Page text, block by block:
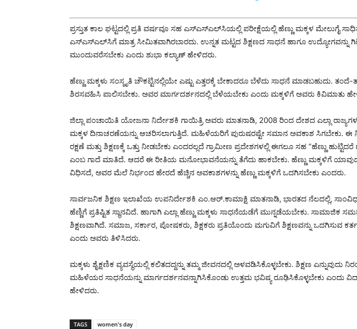
ಪ್ರಸ್ತುತ ಕಾಲ ಘಟ್ಟದಲ್ಲಿ ಪ್ರತಿ ವರ್ಷವೂ ಸಹ ಎಸ್‍ಎಸ್‍ಎಲ್‍ಸಿಯಲ್ಲಿ ಪರೀಕ್ಷೆಯಲ್ಲಿ ಹೆಣ್ಣು ಮಕ್ಕಳ ಮೇಲುಗೈ
ಎಸ್‍ಎಸ್‍ಎಲ್‍ಸಿಗೆ ಮಾತ್ರ ಸೀಮಿತವಾಗಿರಬಾರದು. ಉನ್ನತ ಮಟ್ಟದ ಶಿಕ್ಷಣದ ಸಾಧನೆ ಹಾಗೂ ಉದ್ಯೋಗವನ್ನು
ಮುಂದುವರೆಸಬೇಕು ಎಂದು ಶುಭಾ ಕಲ್ಯಾಣ್ ಹೇಳಿದರು.
ಹೆಣ್ಣು ಮಕ್ಕಳು ಸಂಸ್ಕೃತಿ ಚೌಕಟ್ಟಿನಲ್ಲಿಯೇ ಎಷ್ಟು ಎತ್ತರಕ್ಕೆ ಬೇಕಾದರೂ ಬೆಳೆದು ಸಾಧನೆ ಮಾಡಬಹುದು.
ಶಿರಸವಹಿಸಿ ಪಾಲಿಸಬೇಕು. ಅವರ ಮಾರ್ಗದರ್ಶನದಲ್ಲಿ ಬೆಳೆಯಬೇಕು ಎಂದು ಮಕ್ಕಳಿಗೆ ಅವರು ಕಿವಿಮಾತು
ಜಿಲ್ಲಾ ಪಂಚಾಯಿತಿ ಯೋಜನಾ ನಿರ್ದೇಶಕಿ ಗಾಯಿತ್ರಿ ಅವರು ಮಾತನಾಡಿ, 2008 ರಿಂದ ದೇಶದ ಎಲ್ಲಾ
ಮಕ್ಕಳ ದಿನಾಚರಣೆಯನ್ನು ಆಚರಿಸಲಾಗುತ್ತಿದೆ. ಮಹಿಳೆಯರಿಗೆ ಪುರುಷರಷ್ಟೇ ಸಮಾನ ಅವಕಾಶ ಸಿಗಬೇಕು.
ರಕ್ಷಣೆ ಮತ್ತು ಶಿಕ್ಷಣಕ್ಕೆ ಒತ್ತು ನೀಡಬೇಕು ಎಂದರಲ್ಲದೆ ಗ್ರಾಮೀಣ ಪ್ರದೇಶಗಳಲ್ಲಿ ಈಗಲೂ ಸಹ “ಹೆಣ್ಣು ಹುಟ್ಟಿದರೆ
ಎಂಬ ಗಾದೆ ಮಾತಿದೆ. ಆದರೆ ಈ ರೀತಿಯ ಮನೋಭಾವನೆಯನ್ನು ತೆಗೆದು ಹಾಕಬೇಕು. ಹೆಣ್ಣು ಮಕ್ಕಳಿಗೆ ಯಾವುದೇ
ವಿಧಿಸದೆ, ಅವರ ಮೆಲೆ ನಿರ್ಭಂದ ಹೇರದೆ ಹೆಚ್ಚಿನ ಅವಕಾಶಗಳನ್ನು ಹೆಣ್ಣು ಮಕ್ಕಳಿಗೆ ಒದಗಿಸಬೇಕು ಎಂದರು.
ಸಾರ್ವಜನಿಕ ಶಿಕ್ಷಣ ಇಲಾಖೆಯ ಉಪನಿರ್ದೇಶಕಿ ಎಂ.ಆರ್.ಕಾಮಾಕ್ಷಿ ಮಾತನಾಡಿ, ಭಾರತದ ನೆಲದಲ್ಲಿ,
ಹೆಣ್ಣಿಗೆ ಪ್ರತಿಷ್ಟಿತ ಸ್ಥಾನವಿದೆ. ಹಾಗಾಗಿ ಎಲ್ಲಾ ಹೆಣ್ಣು ಮಕ್ಕಳು ಸಾಧನೆಯಡೆಗೆ ಮುನ್ನಡೆಯಬೇಕು. ಸಾಮಾಜಿಕ
ಶಿಕ್ಷಣವಾಗಿದೆ. ಸಮಾಜ, ಸರ್ಕಾರ, ಪೋಷಕರು, ಶಿಕ್ಷಕರು ಪ್ರತಿಯೊಂದು ಮಗುವಿಗೆ ಶಿಕ್ಷಣವನ್ನು ಒದಗಿಸುವ
ಎಂದು ಅವರು ತಿಳಿಸಿದರು.
ಮಕ್ಕಳು ಶೈಕ್ಷಣಿಕ ವ್ಯವಸ್ಥೆಯಲ್ಲಿ ಕಲಿತದದ್ದನ್ನು ತಮ್ಮ ಜೀವನದಲ್ಲಿ ಅಳವಡಿಸಿಕೊಳ್ಳಬೇಕು. ಶಿಕ್ಷಣ ಎನ್ನುವುದು
ಮಹಿಳೆಯರ ಸಾಧನೆಯನ್ನು ಮಾರ್ಗದರ್ಶನವನ್ನಾಗಿಸಿಕೊಂಡು ಉತ್ತಮ ಭವಿಷ್ಯ ರೂಢಿಸಿಕೊಳ್ಳಬೇಕು ಎಂದು
ಹೇಳಿದರು.
TAGS women's day